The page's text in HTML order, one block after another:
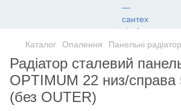
Каталог Опалення Панельні
Радіатор сталевий
OPTIMUM 22 низ/справа
(без OUTER)